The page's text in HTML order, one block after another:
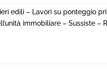
edili – Lavori su ponteggio
immobiliare – Sussiste –